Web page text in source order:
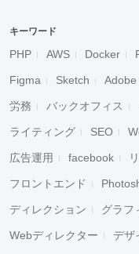
キーワード
PHP AWS Docker
Figma Sketch Adobe
労務 バックオフィス
ライティング SEO
広告運用 facebook
フロントエンド
ディレクション グラフ
Webディレクター デザ